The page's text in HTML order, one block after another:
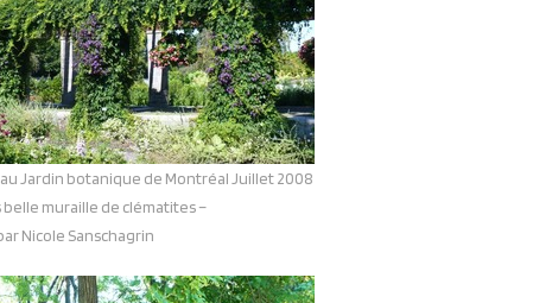
Jardin botanique de Montréal Juillet 2008
belle muraille de clématites –
Nicole Sanschagrin